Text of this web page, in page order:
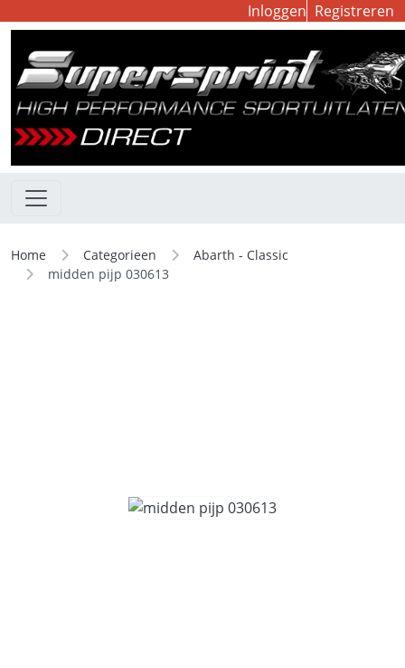
Inloggen Registreren
Home Categorieen
Abarth - Classic
midden pijp 030613